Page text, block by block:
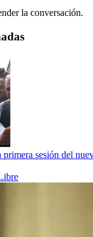
la conversación.
sesión del